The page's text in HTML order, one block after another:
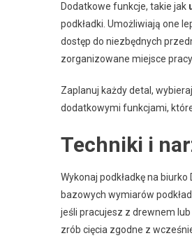
Dodatkowe funkcje, takie jak
podkładki. Umożliwiają one
dostęp do niezbędnych
zorganizowane miejsce
Zaplanuj każdy detal,
dodatkowymi funkcjami,
Techniki i
Wykonaj podkładkę na
bazowych wymiarów
jeśli pracujesz z drewnem
zrób cięcia zgodne z